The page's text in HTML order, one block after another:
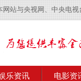
站与央视网、中央电视
乐资讯 电影资